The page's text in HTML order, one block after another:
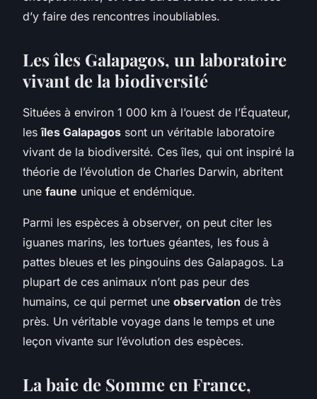
d’y faire des rencontres inoubliables.
Les îles Galapagos, un laboratoire
vivant de la biodiversité
Situées à environ 1 000 km à l’ouest de l’Équateur,
lesîles Galapagos sont un véritable laboratoire
vivant de la biodiversité. Ces îles, qui ont inspiré la
théorie de l’évolution de Charles Darwin, abritent
une faune unique et endémique.
Parmi les espèces à observer, on peut citer les
iguanes marins, les tortues géantes, les fous à
pattes bleues et les pingouins des Galapagos. La
plupart de ces animaux n’ont pas peur des
humains, ce qui permet une observation de très
près. Un véritable voyage dans le temps et une
leçon vivante sur l’évolution des espèces.
La baie de Somme en France,